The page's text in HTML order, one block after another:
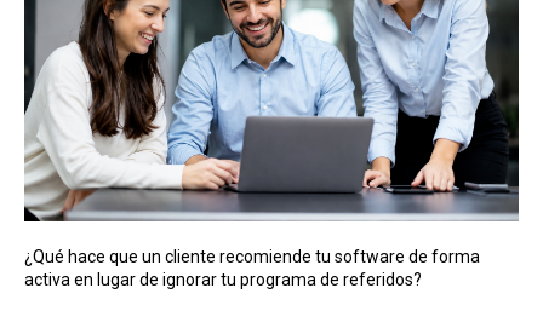
¿Qué hace que un cliente recomiende tu software de forma
activa en lugar de ignorar tu programa de referidos?